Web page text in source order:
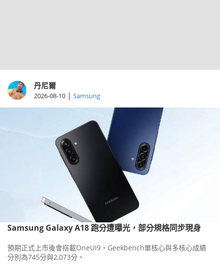
丹尼爾
2026-08-10 | Samsung
Samsung Galaxy A18 跑分遭曝光，部分規格同步現身
預期正式上市後會搭載OneUI9，Geekbench單核心與多核心成績
分別為745分與2,073分。